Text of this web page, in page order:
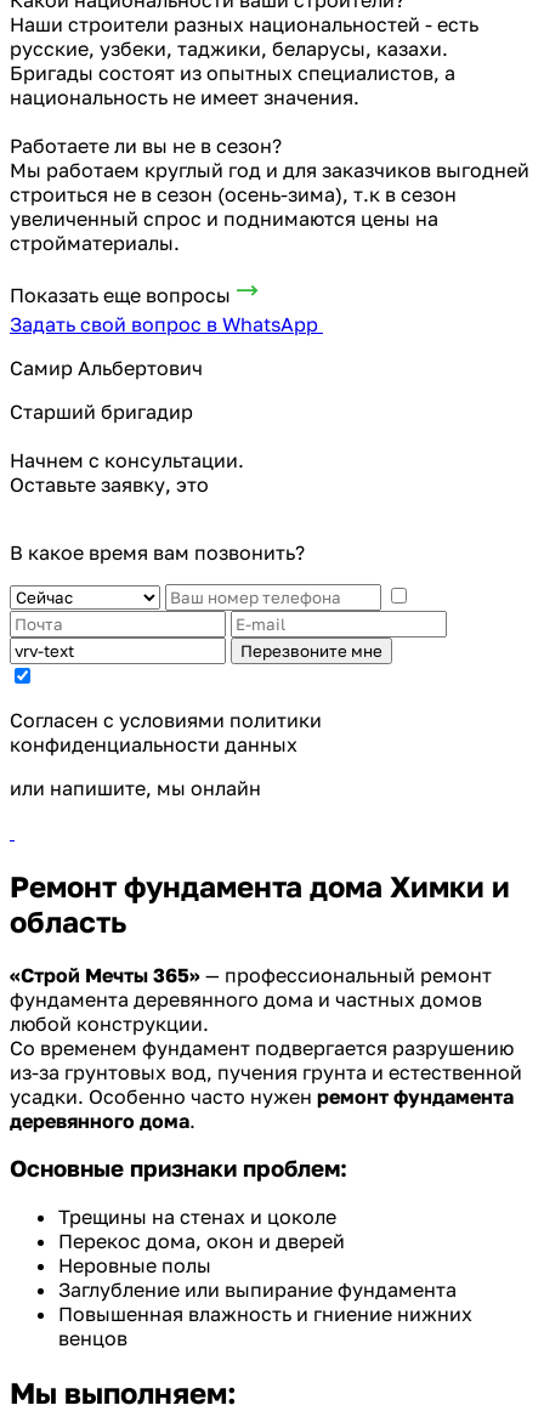
Наши строители разных национальностей - есть
русские, узбеки, таджики, беларусы, казахи.
Бригады состоят из опытных специалистов, а
национальность не имеет значения.
Работаете ли вы не в сезон?
Мы работаем круглый год и для заказчиков выгодней
строиться не в сезон (осень-зима), т.к в сезон
увеличенный спрос и поднимаются цены на
стройматериалы.
Показать еще вопросы
Задать свой вопрос в WhatsApp
Самир Альбертович
Старший бригадир
Начнем с консультации.
Оставьте заявку, это
В какое время вам позвонить?
Перезвоните мне
Cогласен с условиями политики
конфиденциальности данных
или напишите, мы онлайн
Ремонт фундамента дома Химки и
область
«Строй Мечты 365» — профессиональный ремонт
фундамента деревянного дома и частных домов
любой конструкции.
Со временем фундамент подвергается разрушению
из-за грунтовых вод, пучения грунта и естественной
усадки. Особенно часто нужен ремонт фундамента
деревянного дома.
Основные признаки проблем:
Трещины на стенах и цоколе
Перекос дома, окон и дверей
Неровные полы
Заглубление или выпирание фундамента
Повышенная влажность и гниение нижних
венцов
Мы выполняем: